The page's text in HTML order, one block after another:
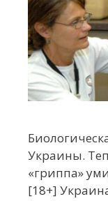
Украины.
«гриппа»
[18+]